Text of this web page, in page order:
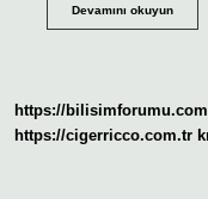
Devamını okuyunAybike
https://bilisimforumu.com
https://cigerricco.com.tr